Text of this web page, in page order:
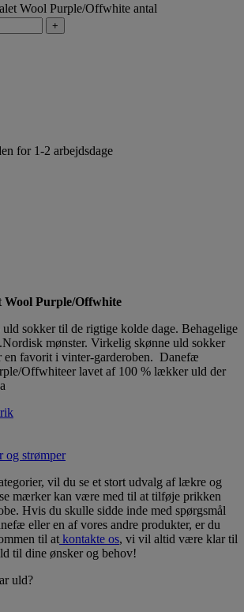
Wool Purple/Offwhite antal
+
for 1-2 arbejdsdage
Wool Purple/Offwhite
sokker til de rigtige kolde dage. Behagelige
mønster. Virkelig skønne uld sokker
en favorit i vinter-garderoben. Danefæ
Offwhiteer lavet af 100 % lækker uld der
og strømper
vil du se et stort udvalg af lækre og
mærker kan være med til at tilføje prikken
Hvis du skulle sidde inde med spørgsmål
eller en af vores andre produkter, er du
til at kontakte os, vi vil altid være klar til
til dine ønsker og behov!
uld?